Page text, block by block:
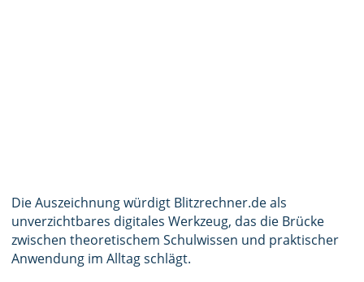
Die Auszeichnung würdigt Blitzrechner.de als
unverzichtbares digitales Werkzeug, das die Brücke
zwischen theoretischem Schulwissen und praktischer
Anwendung im Alltag schlägt.